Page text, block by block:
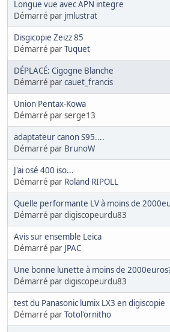
Longue vue avec APN integre
Démarré par jmlustrat
Disgicopie Zeizz 85
Démarré parTuquet
DÉPLACÉ: Cigogne Blanche
Démarré parcauet_francis
Union Pentax-Kowa
Démarré par serge13
adaptateur canon S95....
Démarré par BrunoW
J'ai osé 400 iso...
Démarré par Roland RIPOLL
Quelle performante LV à moins de
Démarré par digiscopeurdu83
Avis sur ensemble Leica
Démarré par JPAC
Une bonne lunette à moins de
Démarré par digiscopeurdu83
test du Panasonic lumix LX3 en digiscopie
Démarré parTotol'ornitho